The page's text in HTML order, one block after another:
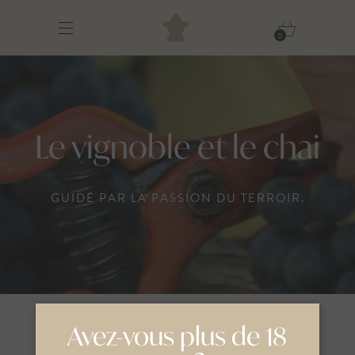
0
Le vignoble et le chai
GUIDÉ PAR LA PASSION DU TERROIR.
La signature Vignobles
Avez-vous plus de 18